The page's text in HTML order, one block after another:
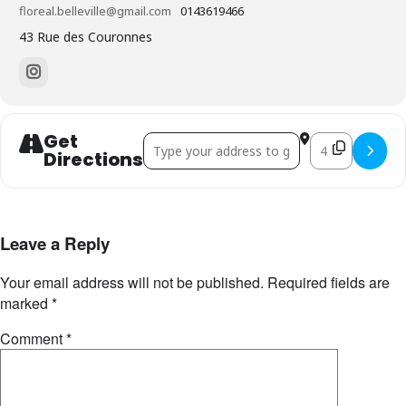
floreal.belleville@gmail.com 0143619466
43 Rue des Couronnes
Get
Directions
Address - Winter Flo Store édition #5 :
Destination
Leave a Reply
Your email address will not be published. Required fields are
marked *
Comment*